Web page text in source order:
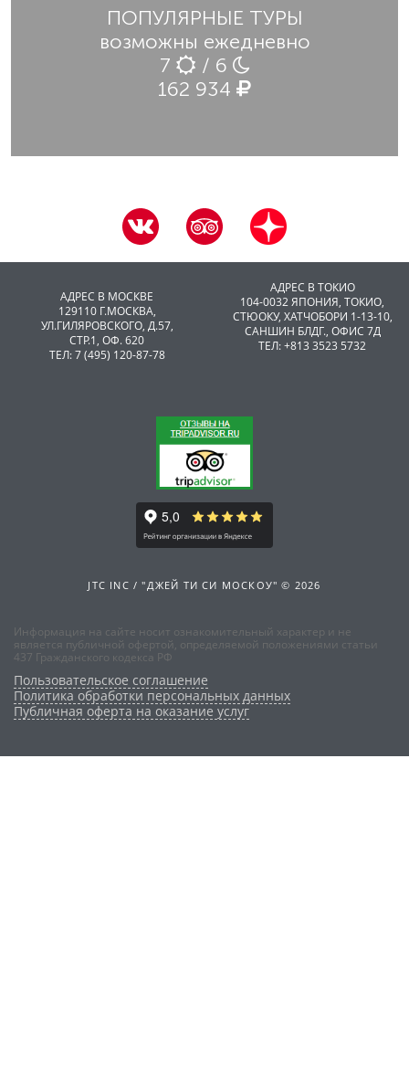
ПОПУЛЯРНЫЕ ТУРЫ
возможны ежедневно
7
/ 6
162 934
АДРЕС В МОСКВЕ
129110 Г.МОСКВА,
УЛ.ГИЛЯРОВСКОГО, Д.57,
СТР.1, ОФ. 620
ТЕЛ: 7 (495) 120-87-78
АДРЕС В ТОКИО
104-0032 ЯПОНИЯ, ТОКИО,
CТЮОКУ, ХАТЧОБОРИ 1-13-10,
САНШИН БЛДГ., ОФИС 7Д
ТЕЛ: +813 3523 5732
JTC INC / "ДЖЕЙ ТИ СИ МОСКОУ" © 2026
Информация на сайте носит ознакомительный характер и не
является публичной офертой, определяемой положениями статьи
437 Гражданского кодекса РФ
Пользовательское соглашение
Политика обработки персональных данных
Публичная оферта на оказание услуг